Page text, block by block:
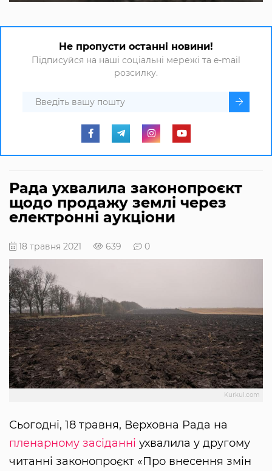
Не пропусти останні новини!
Підписуйся на наші соціальні мережі та e-mail
розсилку.
Рада ухвалила законопроєкт
щодо продажу землі через
електронні аукціони
18 травня 2021 639 0
Kurkul.com
Сьогодні, 18 травня, Верховна Рада на
пленарному засіданні ухвалила у другому
читанні законопроєкт «Про внесення змін